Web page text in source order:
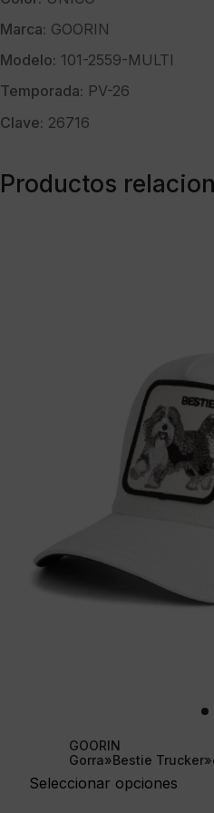
Marca: GOORIN
Modelo: 101-2559-MULTI
Temporada: PV-26
Clave: 26716
Productos
GOORIN
Gorra»Bestie
Seleccionar opciones